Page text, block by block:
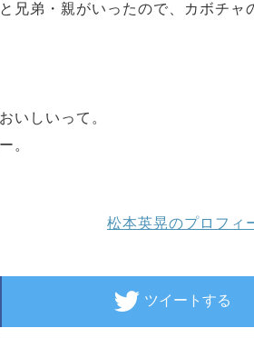
兄弟・親がいったので、カボチャ
いしいって。
。
松本英晃のプロフィ
ツイートする